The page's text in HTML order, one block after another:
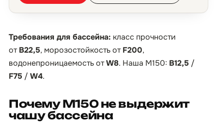
Требования для бассейна: класс прочности
отB22,5, морозостойкость отF200,
водонепроницаемость отW8. Наша М150: B12,5 /
F75 / W4.
Почему М150 не выдержит
чашу бассейна